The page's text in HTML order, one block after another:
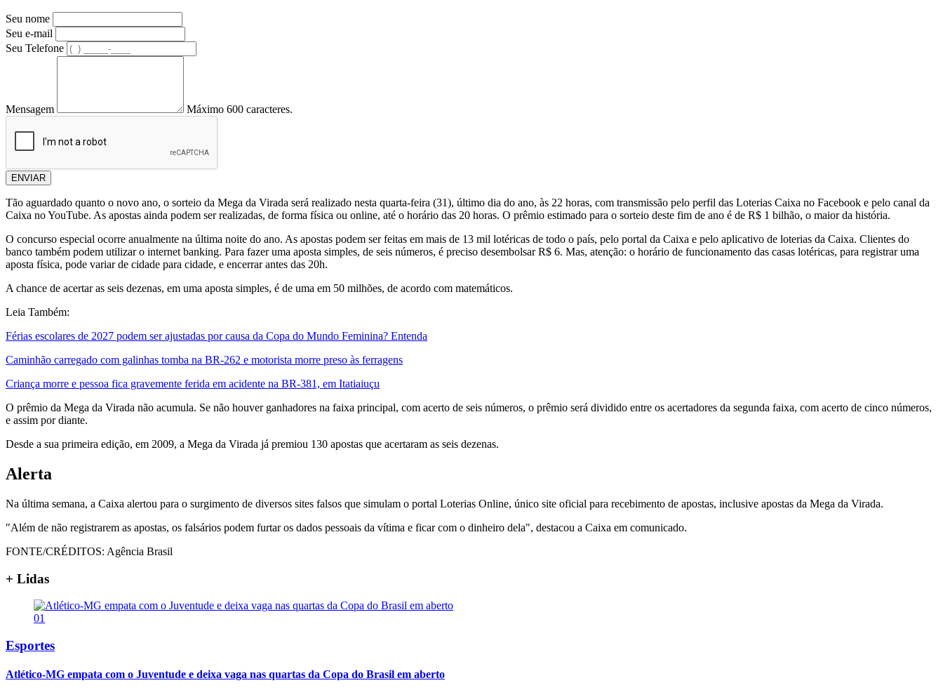
Seu nome
Seu e-mail
Seu Telefone
Mensagem Máximo 600 caracteres.
ENVIAR
Tão aguardado quanto o novo ano, o sorteio da Mega da Virada será realizado nesta quarta-feira (31), último dia do ano, às 22 horas, com transmissão pelo perfil das Loterias Caixa no Facebook e pelo canal da
Caixa no YouTube. As apostas ainda podem ser realizadas, de forma física ou online, até o horário das 20 horas. O prêmio estimado para o sorteio deste fim de ano é de R$ 1 bilhão, o maior da história.
O concurso especial ocorre anualmente na última noite do ano. As apostas podem ser feitas em mais de 13 mil lotéricas de todo o país, pelo portal da Caixa e pelo aplicativo de loterias da Caixa. Clientes do
banco também podem utilizar o internet banking. Para fazer uma aposta simples, de seis números, é preciso desembolsar R$ 6. Mas, atenção: o horário de funcionamento das casas lotéricas, para registrar uma
aposta física, pode variar de cidade para cidade, e encerrar antes das 20h.
A chance de acertar as seis dezenas, em uma aposta simples, é de uma em 50 milhões, de acordo com matemáticos.
Leia Também:
Férias escolares de 2027 podem ser ajustadas por causa da Copa do Mundo Feminina? Entenda
Caminhão carregado com galinhas tomba na BR-262 e motorista morre preso às ferragens
Criança morre e pessoa fica gravemente ferida em acidente na BR-381, em Itatiaiuçu
O prêmio da Mega da Virada não acumula. Se não houver ganhadores na faixa principal, com acerto de seis números, o prêmio será dividido entre os acertadores da segunda faixa, com acerto de cinco números,
e assim por diante.
Desde a sua primeira edição, em 2009, a Mega da Virada já premiou 130 apostas que acertaram as seis dezenas.
Alerta
Na última semana, a Caixa alertou para o surgimento de diversos sites falsos que simulam o portal Loterias Online, único site oficial para recebimento de apostas, inclusive apostas da Mega da Virada.
"Além de não registrarem as apostas, os falsários podem furtar os dados pessoais da vítima e ficar com o dinheiro dela", destacou a Caixa em comunicado.
FONTE/CRÉDITOS: Agência Brasil
+ Lidas
01
Esportes
Atlético-MG empata com o Juventude e deixa vaga nas quartas da Copa do Brasil em aberto